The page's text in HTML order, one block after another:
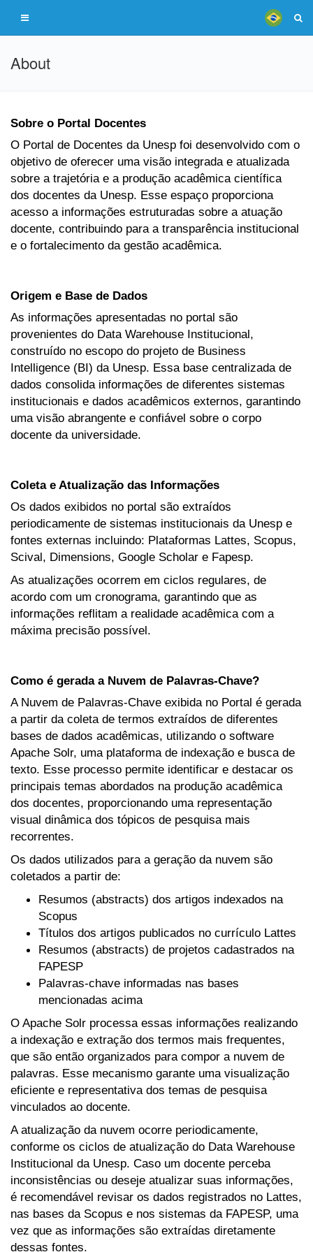
About
Sobre o Portal Docentes
O Portal de Docentes da Unesp foi desenvolvido com o
objetivo de oferecer uma visão integrada e atualizada
sobre a trajetória e a produção acadêmica científica
dos docentes da Unesp. Esse espaço proporciona
acesso a informações estruturadas sobre a atuação
docente, contribuindo para a transparência institucional
e o fortalecimento da gestão acadêmica.
Origem e Base de Dados
As informações apresentadas no portal são
provenientes do Data Warehouse Institucional,
construído no escopo do projeto de Business
Intelligence (BI) da Unesp. Essa base centralizada de
dados consolida informações de diferentes sistemas
institucionais e dados acadêmicos externos, garantindo
uma visão abrangente e confiável sobre o corpo
docente da universidade.
Coleta e Atualização das Informações
Os dados exibidos no portal são extraídos
periodicamente de sistemas institucionais da Unesp e
fontes externas incluindo: Plataformas Lattes, Scopus,
Scival, Dimensions, Google Scholar e Fapesp.
As atualizações ocorrem em ciclos regulares, de
acordo com um cronograma, garantindo que as
informações reflitam a realidade acadêmica com a
máxima precisão possível.
Como é gerada a Nuvem de Palavras-Chave?
A Nuvem de Palavras-Chave exibida no Portal é gerada
a partir da coleta de termos extraídos de diferentes
bases de dados acadêmicas, utilizando o software
Apache Solr, uma plataforma de indexação e busca de
texto. Esse processo permite identificar e destacar os
principais temas abordados na produção acadêmica
dos docentes, proporcionando uma representação
visual dinâmica dos tópicos de pesquisa mais
recorrentes.
Os dados utilizados para a geração da nuvem são
coletados a partir de:
Resumos (abstracts) dos artigos indexados na
Scopus
Títulos dos artigos publicados no currículo Lattes
Resumos (abstracts) de projetos cadastrados na
FAPESP
Palavras-chave informadas nas bases
mencionadas acima
O Apache Solr processa essas informações realizando
a indexação e extração dos termos mais frequentes,
que são então organizados para compor a nuvem de
palavras. Esse mecanismo garante uma visualização
eficiente e representativa dos temas de pesquisa
vinculados ao docente.
A atualização da nuvem ocorre periodicamente,
conforme os ciclos de atualização do Data Warehouse
Institucional da Unesp. Caso um docente perceba
inconsistências ou deseje atualizar suas informações,
é recomendável revisar os dados registrados no Lattes,
nas bases da Scopus e nos sistemas da FAPESP, uma
vez que as informações são extraídas diretamente
dessas fontes.